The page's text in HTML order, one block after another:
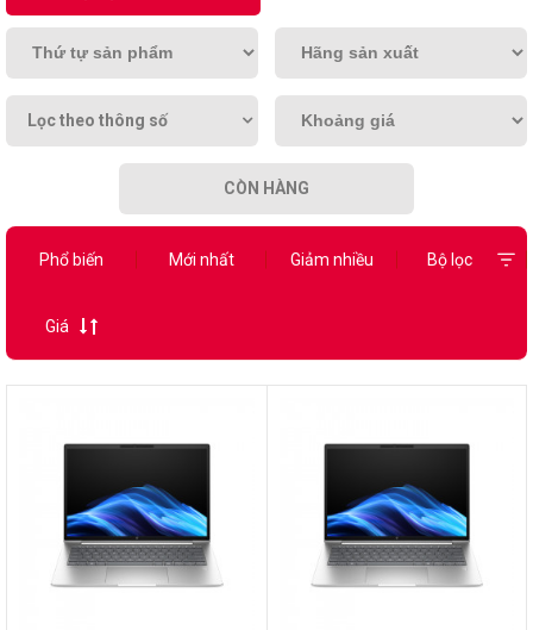
Lọc theo thông số
CÒN HÀNG
Phổ biến Mới nhất Giảm nhiều Bộ lọc
Giá